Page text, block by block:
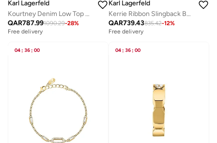
Karl Lagerfeld
Kourtney Denim Low Top Sneakers
QAR787.991090.29-28%
Free delivery
Karl Lagerfeld
Kerrie Ribbon Slingback Ballerinas
QAR739.43835.42-12%
Free delivery
04 : 36 : 00 04 : 36 : 00